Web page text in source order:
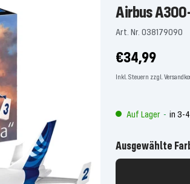
Airbus
Art. Nr. 038179090
Angebotspreis
€34,99
Inkl. Steuern zzgl.
Auf Lager - in 3-
Ausgewählte